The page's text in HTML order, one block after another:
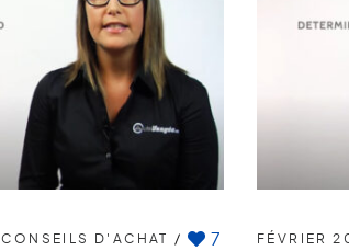
CONSEILS D'ACHAT / 7 FÉVRIER